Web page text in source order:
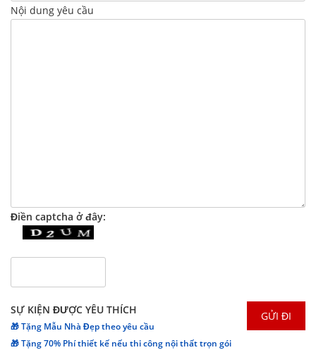
Nội dung yêu cầu
Điền captcha ở đây:
SỰ KIỆN ĐƯỢC YÊU THÍCH
🎁 Tặng Mẫu Nhà Đẹp theo yêu cầu
🎁 Tặng 70% Phí thiết kế nếu thi công nội thất trọn gói